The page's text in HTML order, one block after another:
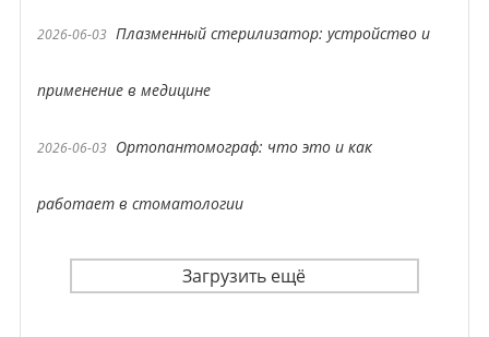
2026-06-03 Плазменный стерилизатор: устройство и
применение в медицине
2026-06-03 Ортопантомограф: что это и как
работает в стоматологии
Загрузить ещё